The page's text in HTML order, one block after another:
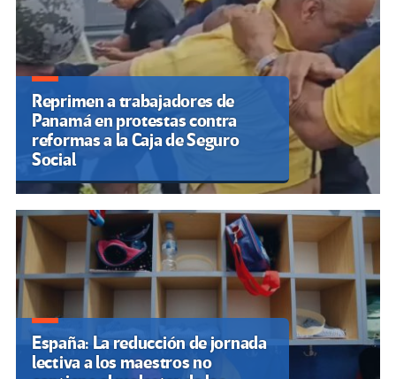
Reprimen a trabajadores de
Panamá en protestas contra
reformas a la Caja de Seguro
Social
España: La reducción de jornada
lectiva a los maestros no